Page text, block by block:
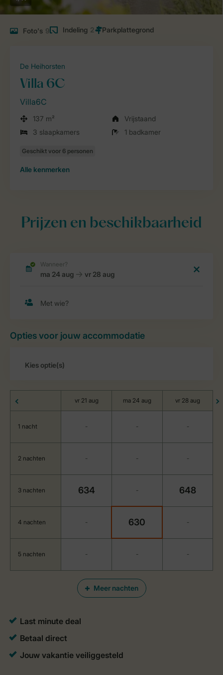
Foto's 9 Indeling 2
De Heihorsten
Villa 6C
Villa6C
137 m²
Vrijstaand
3 slaapkamers
1 badkamer
Alle kenmerken
Prijzen en beschikbaarheid
Opties voor jouw accommodatie
Meer nachten
vr 21 aug ma 24 aug vr 28 aug
1 nacht - - -
2 nachten - - -
3 nachten 634 - 648
4 nachten - 630 -
5 nachten - - -